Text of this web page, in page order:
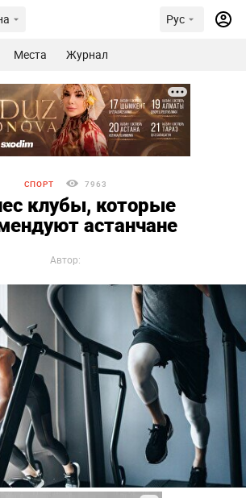
Рус
Места Журнал
СПОРТ 7963
клубы, которые
астанчане
Автор: